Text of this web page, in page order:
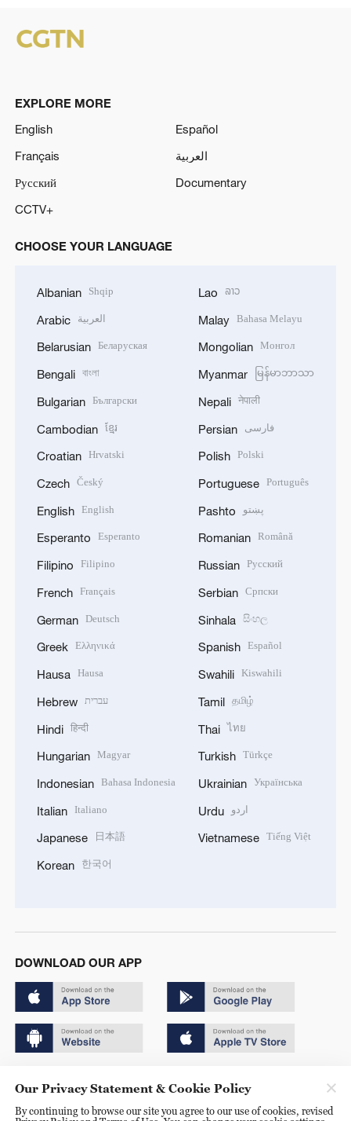
e
EXPLORE MORE
English
Español
Français
العربية
Русский
Documentary
CCTV+
CHOOSE YOUR LANGUAGE
Albanian Shqip
Arabic العربية
Belarusian Беларуская
Bengali বাংলা
Bulgarian Български
Cambodian ខ្មែរ
Croatian Hrvatski
Czech Český
English English
Esperanto Esperanto
Filipino Filipino
French Français
German Deutsch
Greek Ελληνικά
Hausa Hausa
Hebrew עברית
Hindi हिन्दी
Hungarian Magyar
Indonesian Bahasa Indonesia
Italian Italiano
Japanese 日本語
Korean 한국어
Lao ລາວ
Malay Bahasa Melayu
Mongolian Монгол
Myanmar မြန်မာဘာသာ
Nepali नेपाली
Persian فارسی
Polish Polski
Portuguese Português
Pashto پښتو
Romanian Română
Russian Русский
Serbian Српски
Sinhala සිංහල
Spanish Español
Swahili Kiswahili
Tamil தமிழ்
Thai ไทย
Turkish Türkçe
Ukrainian Українська
Urdu اردو
Vietnamese Tiếng Việt
DOWNLOAD OUR APP
京ICP备20000184号
Our Privacy Statement & Cookie Policy
By continuing to browse our site you agree to our use of cookies, revised